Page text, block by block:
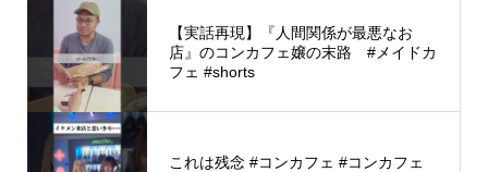
【実話再現】『人間関係が最悪なお
店』のコンカフェ嬢の末路 #メイドカ
フェ #shorts
これは残念 #コンカフェ #コンカフェ